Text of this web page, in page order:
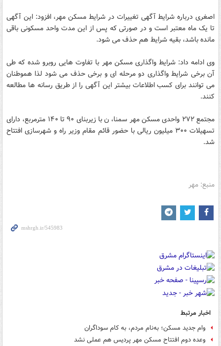
اصغری درباره شرایط آگهی تغییرات در شرایط مسکن مهر، افزود: این آگهی
تا یک ماه معتبر است و در صورتی که پس از این مدت واحد مسکونی باقی
مانده باشد، بقیه شرایط هم حذف می شود.
وی ادامه داد: شرایط واگذاری مسکن مهر با تفاوت هایی روبرو شده که طی
آن برخی شرایط واگذاری دو مرحله ای و برخی حذف می شود لذا هموطنان
می توانند برای کسب اطلاعات بیشتر این آگهی را از طریق رسانه ها مطالعه
کنند.
مجتمع ۲۷۲ واحدی مسکن مهر سمنا، ن با زیربنای ۹۰ تا ۱۴۰ مترمربع، دارای
تسهیلات ۳۰۰ میلیون ریالی با حضور قائم مقام وزیر راه و شهرسازی افتتاح
شد.
منبع: مهر
اخبار مرتبط
وام جدید مسکن؛ به‌نام مردم، به کام سوداگران
وعده دوم افتتاح مسکن مهر پردیس هم عملی نشد